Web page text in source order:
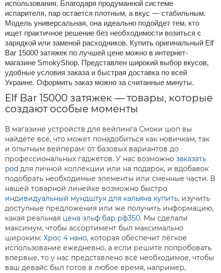
использования. Благодаря продуманной системе
испарителя, пар остается плотным, а вкус — стабильным.
Модель универсальная, она идеально подойдет тем, кто
ищет практичное решение без необходимости возиться с
зарядкой или заменой расходников. Купить оригинальный Elf
Bar 15000 затяжек по лучшей цене можно в интернет-
магазине SmokyShop. Представлен широкий выбор вкусов,
удобные условия заказа и быстрая доставка по всей
Украине. Оформить заказ можно за считанные минуты.
Elf Bar 15000 затяжек — товары, которые
создают особые моменты
В магазине устройств для вейпинга Смоки шоп вы
найдёте всё, что может понадобиться как новичкам, так
и опытным вейперам: от базовых вариантов до
профессиональных гаджетов. У нас возможно заказать
pod для личной коллекции или на подарок, и вдобавок
подобрать необходимые элементы или сменные части. В
нашей товарной линейке возможно быстро
индивидуальный мундштук для кальяна купить, изучить
доступные предложения или же получить информацию,
какая реальная цена эльф бар рф350. Мы сделали
максимум, чтобы ассортимент был максимально
широким: Хрос 4 нано, которая обеспечит лёгкое
использование ежедневно, а если решите попробовать
впервые, то у нас представлено всё необходимое, чтобы
ваш девайс был готов в любое время, например,